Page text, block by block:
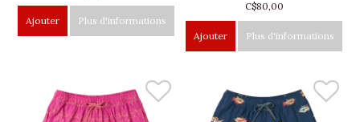
Ajouter Plus d'informations
C$80,00
Ajouter Plus d'informations